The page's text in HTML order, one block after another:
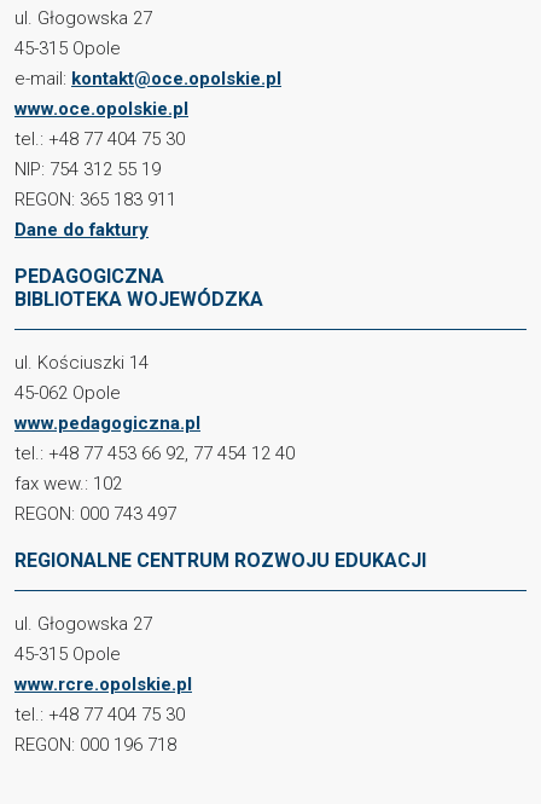
ul. Głogowska 27
45-315 Opole
e-mail: kontakt@oce.opolskie.pl
www.oce.opolskie.pl
tel.: +48 77 404 75 30
NIP: 754 312 55 19
REGON: 365 183 911
Dane do faktury
PEDAGOGICZNA
BIBLIOTEKA WOJEWÓDZKA
ul. Kościuszki 14
45-062 Opole
www.pedagogiczna.pl
tel.: +48 77 453 66 92, 77 454 12 40
fax wew.: 102
REGON: 000 743 497
REGIONALNE CENTRUM ROZWOJU EDUKACJI
ul. Głogowska 27
45-315 Opole
www.rcre.opolskie.pl
tel.: +48 77 404 75 30
REGON: 000 196 718